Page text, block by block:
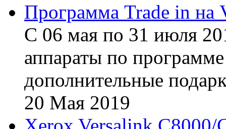
Программа Trade in на
С 06 мая по 31 июля
аппараты по
дополнительные
20 Мая 2019